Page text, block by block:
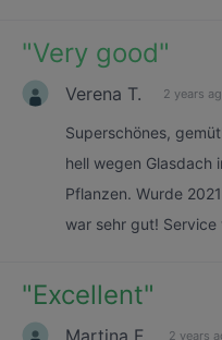
"Very good"
Verena T. 2 years
Superschönes,
hell wegen Glasdach
Pflanzen. Wurde
war sehr gut!
"Excellent"
Martina F. 2 years